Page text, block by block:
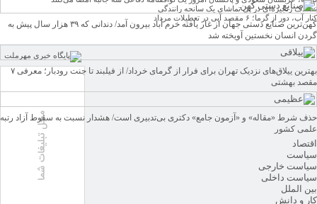
کهن‌ترین صنایع دستی جهان از غار یافته خرم آباد بیرون آمد/ دندانی که ۳۹ هزار سال پیش به
گردن انسان نخستین آویخته شد
بهترین ییلاق‌های نزدیک تهران برای فرار از گرمای خرداد/ از فیلبند تا جنت رودبار؛ معرفی ۷
مقصد بهشتی
حذف شرط «مقاله» و «آزمون جامع» دکتری بی‌تدبیری است/ هشدار نسبت به سقوط آزاد رتبه
علمی کشور
اقتصاد
سیاست
سیاست خارجی
سیاست داخلی
بین الملل
کار و دانش
تصادف زنجیره‌ای در پی تماشای یک سانحه رانندگی
کنار آب، دور از گرما؛ ۶ مقصد آبی در تعطیلات مرداد